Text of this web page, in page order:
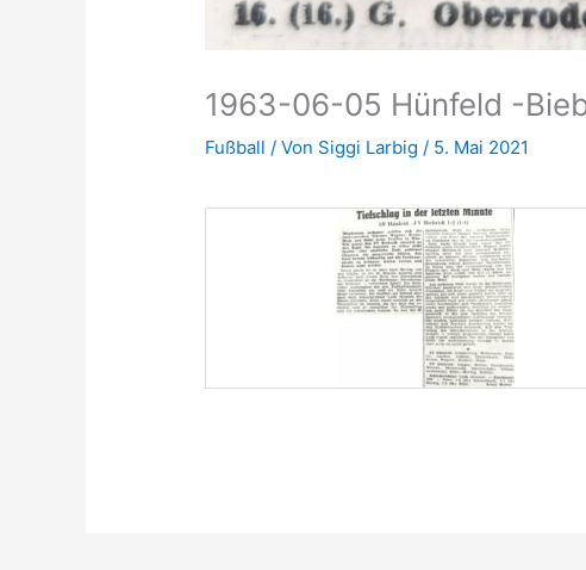
1963-06-05 Hünfeld -
Fußball / Von Siggi Larbig/ 5. Mai 2021